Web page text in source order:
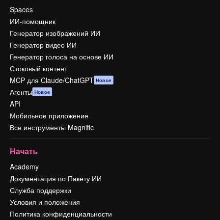
Spaces
ИИ-помощник
Генератор изображений ИИ
Генератор видео ИИ
Генератор голоса на основе ИИ
Стоковый контент
MCP для Claude/ChatGPT Новое
Агенты Новое
API
Мобильное приложение
Все инструменты Magnific
Начать
Academy
Документация по Пакету ИИ
Служба поддержки
Условия и положения
Политика конфиденциальности